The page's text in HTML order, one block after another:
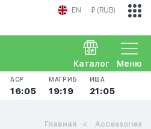
EN ₽ (RUB)
Меню
Каталог
АСР
16:05
МАГРИБ
19:19
ИША
21:05
Главная Accessories